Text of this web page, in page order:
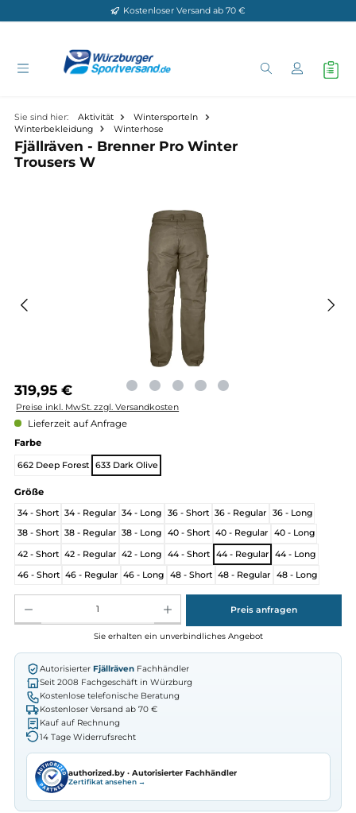
Zum Hauptinhalt springenKostenloser Versand ab 70 €
Sie sind hier: Aktivität
Wintersporteln
Winterbekleidung
Winterhose
Fjällräven - Brenner Pro Winter
Bildergalerie überspringen
Regulärer Preis:
319,95 €
Preise inkl. MwSt. zzgl. Versandkosten
Lieferzeit auf Anfrage
Farbe
662 Deep Forest 633 Dark Olive
34 - Short 34 - Regular 34 - Long 36 - Short 36 - Regular
38 - Short 38 - Regular 38 - Long 40 - Short 40 - Regular 40 - Long
42 - Regular 42 - Long 44 - Short 44 - Regular
46 - Regular 46 - Long 48 - Short 48 - Regular
Produkt Anzahl: Gib den gewünschten Wert ein oder benutze die Schaltflächen um die
Sie erhalten ein unverbindliches Angebot
AutorisierterFjällräven
Seit 2008 Fachgeschäft in Würzburg
Kostenlose telefonische Beratung
Kostenloser Versand ab 70 €
Kauf auf Rechnung